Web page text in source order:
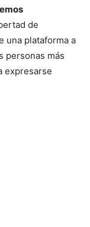
de
una plataforma a
personas más
expresarse